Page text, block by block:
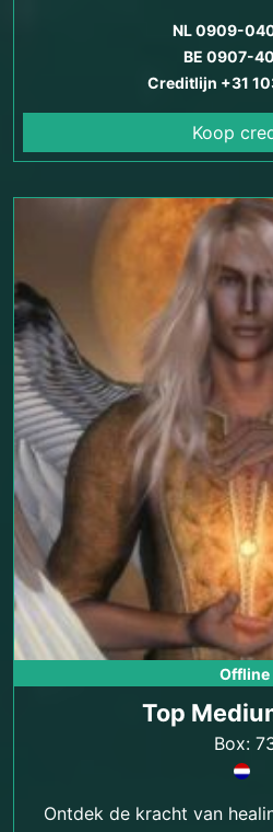
NL 0909-
BE 0907-
Creditlijn +31
Koop
Offline
Top
Box:
Ontdek de kracht van